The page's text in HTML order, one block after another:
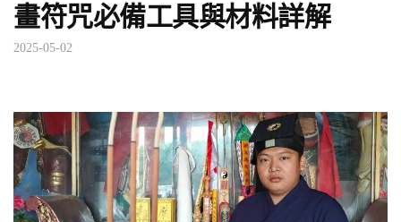
畫符咒必備工具與材料詳解
2025-05-02